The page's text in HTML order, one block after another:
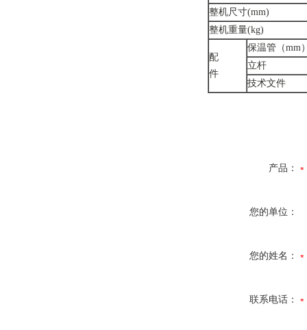
整机尺寸(mm)
整机重量(kg)
配
件
保温管（mm
立杆
技术文件
产品：
您的单位：
您的姓名：
联系电话：